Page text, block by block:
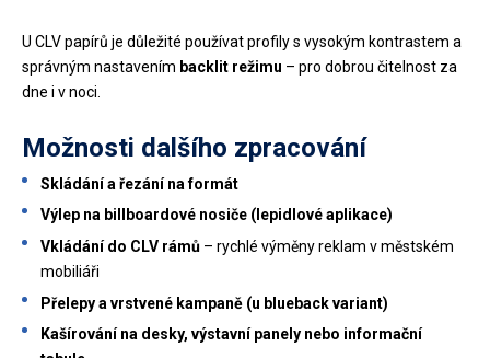
U CLV papírů je důležité používat profily s vysokým kontrastem a
správným nastavením backlit režimu – pro dobrou čitelnost za
dne i v noci.
Možnosti dalšího zpracování
Skládání a řezání na formát
Výlep na billboardové nosiče (lepidlové aplikace)
Vkládání do CLV rámů– rychlé výměny reklam v městském
mobiliáři
Přelepy a vrstvené kampaně (u blueback variant)
Kašírování na desky, výstavní panely nebo informační